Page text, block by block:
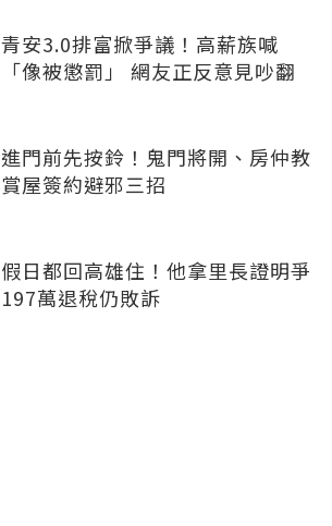
青安3.0排富掀爭議！高薪族喊
「像被懲罰」 網友正反意見吵翻
進門前先按鈴！鬼門將開、房仲教
賞屋簽約避邪三招
假日都回高雄住！他拿里長證明爭
197萬退稅仍敗訴